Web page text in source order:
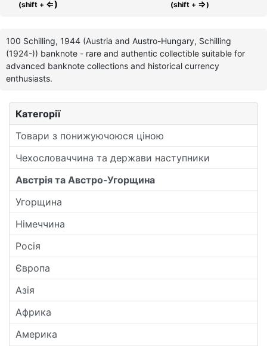
Категорії
Товари з понижуючоюся ціною
Чехословаччина та держави наступники
Австрія та Австро-Угорщина
Угорщина
Німеччина
Росія
Європа
Азія
Африка
Америка
(shift + ⇐)
(shift + ⇒)
100 Schilling, 1944 (Austria and Austro-Hungary, Schilling
(1924-)) banknote - rare and authentic collectible suitable for
advanced banknote collections and historical currency
enthusiasts.